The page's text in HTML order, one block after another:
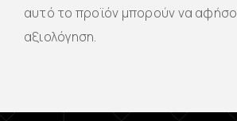
αυτό το προϊόν μπορούν να
αξιολόγηση.